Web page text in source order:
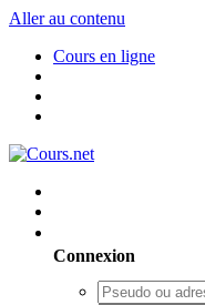
Aller au contenu
Cours en ligne
Connexion